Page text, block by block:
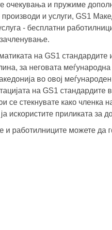
и пружиме
и услуги, GS1
- бесплатни
на GS1
за неговата
во овој
на GS1
се стекнувате како членка
искористите приликата за
и работилниците можете да